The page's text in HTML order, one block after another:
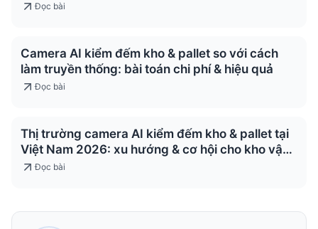
Đọc bài
Camera AI kiểm đếm kho & pallet so với cách
làm truyền thống: bài toán chi phí & hiệu quả
Đọc bài
Thị trường camera AI kiểm đếm kho & pallet tại
Việt Nam 2026: xu hướng & cơ hội cho kho vận
& logistics
Đọc bài